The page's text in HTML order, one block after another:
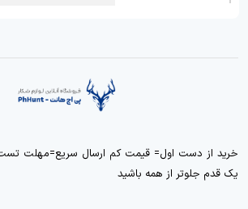
یک قدم جلوتر از همه باشید